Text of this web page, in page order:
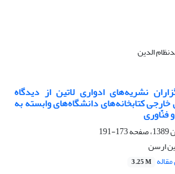
الدین
نشریه‌های ادواری لاتین از دیدگاه
کتابخانه‌های دانشگاه‌های وابسته به
فنّاوری
173-191
ارسن
3.25 M